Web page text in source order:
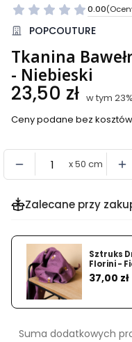
0.00
Przejdź
POPCOUTURE
Tkanina
- Niebieski
Cena
23,50 zł w tym
w tym 23%
Ceny podane bez
x 50 cm
Zalecane przy
Sztruks
Florini -
Cena
37,00 zł
Suma dodatkowych